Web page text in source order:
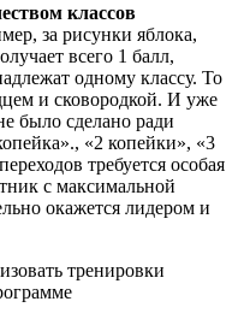
классов
за рисунки яблока,
всего 1 балл,
одному классу. То
и сковородкой. И уже
было сделано ради
«2 копейки», «3
требуется особая
с максимальной
окажется лидером и
тренировки